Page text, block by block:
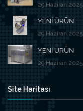
29.Haziran.2025
YENİ ÜRÜN
29.Haziran.2025
YENİ ÜRÜN
29.Haziran.2025
Site Haritası